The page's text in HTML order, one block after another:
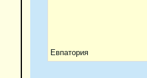
Евпатория